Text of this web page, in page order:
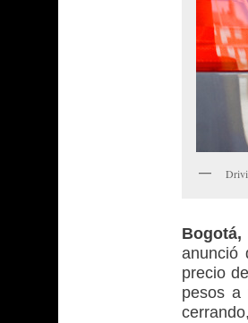
Bogotá,
anunció
precio
pesos a